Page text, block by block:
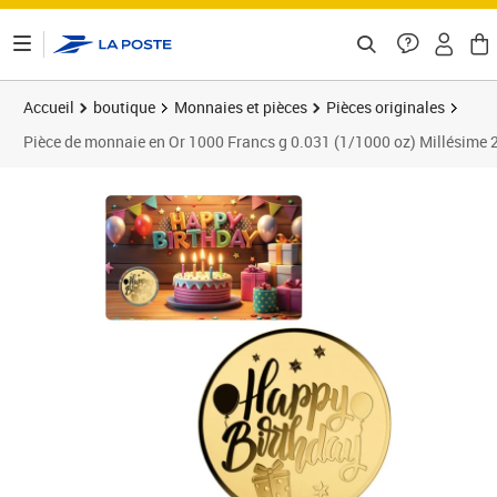
Accueil boutique Monnaies et pièces
Pièces originales
Pièce de monnaie en Or 1000 Francs g 0.031 (1/1000 oz) Millésime